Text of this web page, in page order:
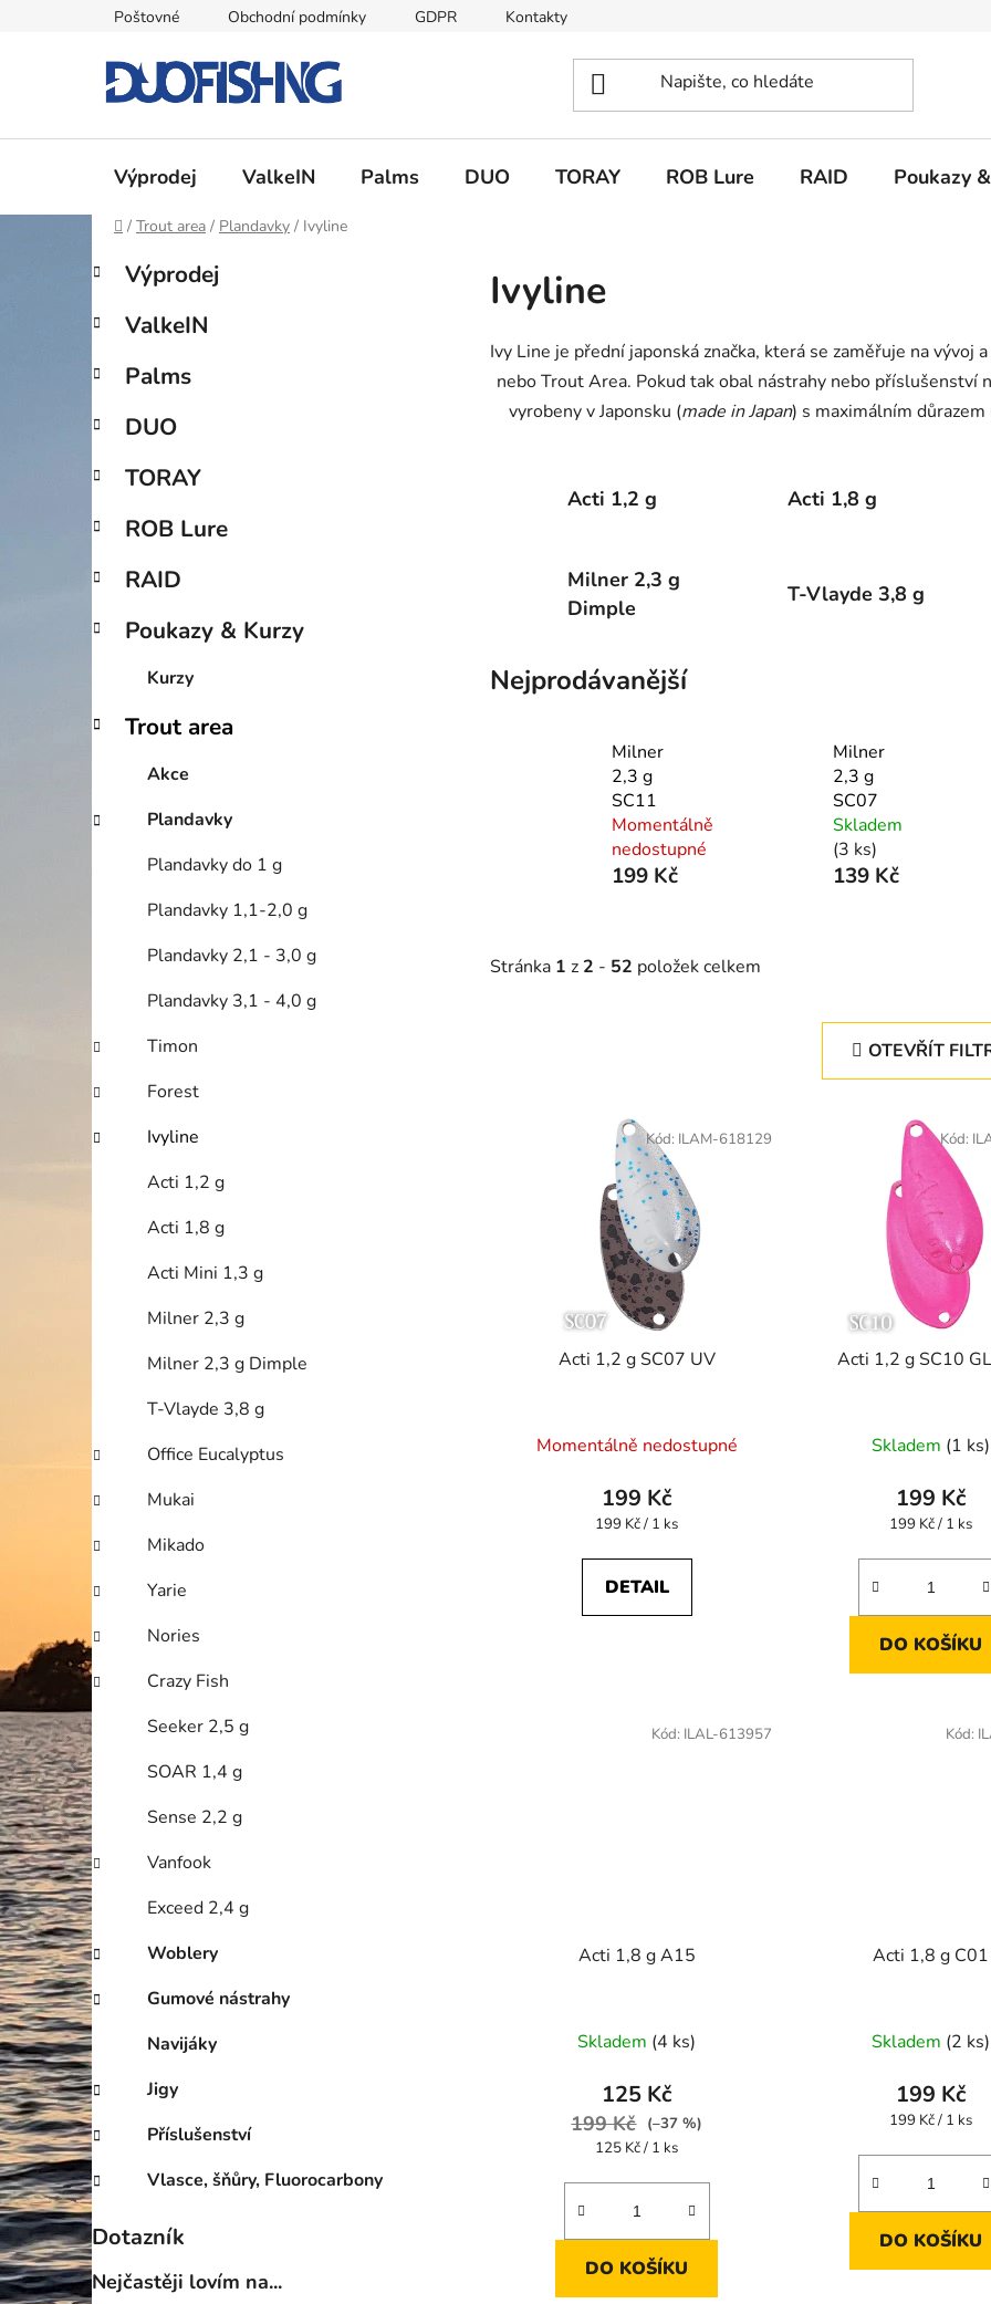
Poštovné Obchodní podmínky GDPR Kontakty
Výprodej ValkeIN Palms DUO TORAY ROB Lure RAID Poukazy
Domů
/ Trout area / Plandavky / Ivyline
P
s
r
n
n
í
p
n
l
Přeskočit
kategorie
K
a
e
o
i
Výprodej
ValkeIN
Palms
DUO
TORAY
ROB Lure
RAID
Poukazy & Kurzy
Kurzy
Trout area
Akce
Plandavky
Plandavky do 1 g
Plandavky 1,1-2,0 g
Plandavky 2,1 - 3,0 g
Plandavky 3,1 - 4,0 g
Timon
Forest
Ivyline
Acti 1,2 g
Acti 1,8 g
Acti Mini 1,3 g
Milner 2,3 g
Milner 2,3 g Dimple
T-Vlayde 3,8 g
Office Eucalyptus
Mukai
Mikado
Yarie
Nories
Crazy Fish
Seeker 2,5 g
SOAR 1,4 g
Sense 2,2 g
Vanfook
Exceed 2,4 g
Woblery
Gumové nástrahy
Navijáky
Jigy
Příslušenství
Vlasce, šňůry, Fluorocarbony
Dotazník
Nejčastěji lovím na...
Ivyline
Ivy Line je přední japonská značka, která se zaměřuje na vývoj
nebo Trout Area. Pokud tak obal nástrahy nebo příslušenství
vyrobeny v Japonsku (made in Japan) s maximálním
Acti 1,2 g Acti 1,8 g
Milner 2,3 g
Dimple
T-Vlayde 3,8 g
Nejprodávanější
Milner
2,3 g
SC11
Momentálně
nedostupné
199 Kč
Milner
2,3 g
SC07
Skladem
(3 ks)
139 Kč
Stránka 1 z 2 - 52 položek celkem
OTEVŘÍT
Acti 1,2 g SC07 UV
Momentálně nedostupné
199 Kč
Měrná
199 Kč / 1 ks
DETAIL
Kód: ILAM-618129
Acti 1,2 g SC10
Skladem (1 ks)
199 Kč
Měrná
199 Kč / 1 ks
DO KOŠÍKU
Kód:
Acti 1,8 g A15
Skladem (4 ks)
125 Kč
199 Kč (–37 %)
Měrná
125 Kč / 1 ks
DO KOŠÍKU
Kód: ILAL-613957
Acti 1,8 g C01
Skladem (2 ks)
199 Kč
Měrná
199 Kč / 1 ks
DO KOŠÍKU
Kód: